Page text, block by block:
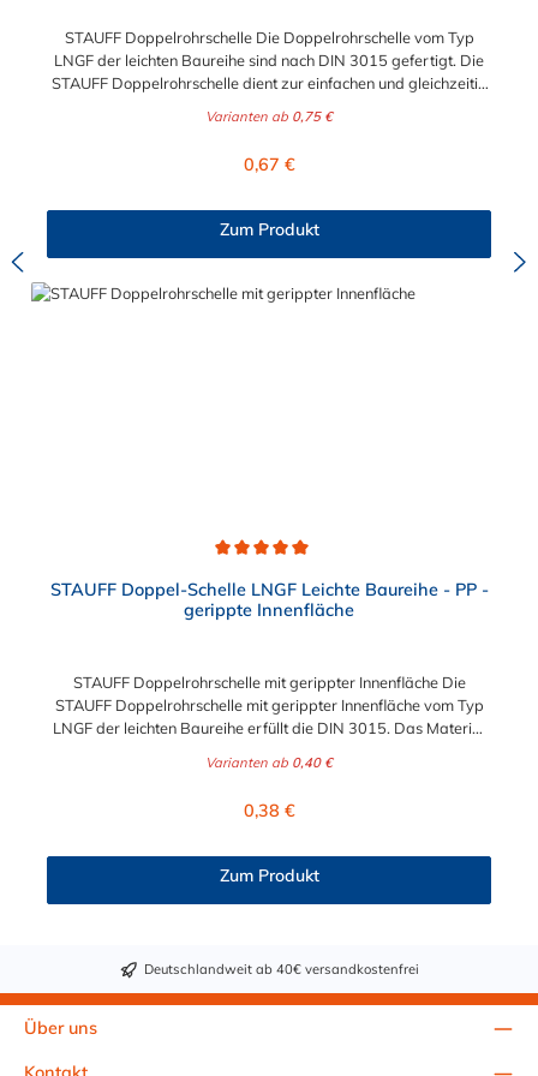
STAUFF Doppelrohrschelle Die Doppelrohrschelle vom Typ
LNGF der leichten Baureihe sind nach DIN 3015 gefertigt. Die
STAUFF Doppelrohrschelle dient zur einfachen und gleichzeitig
anderen Bauteilen. Der Durchmesser ist in Abstufungen
Varianten ab 0,75 €
Regulärer Preis:
0,67 €
Zum Produkt
STAUFF Doppel-Schelle LNGF Leichte Baureihe - PP -
gerippte Innenfläche
STAUFF Doppelrohrschelle mit gerippter Innenfläche Die
STAUFF Doppelrohrschelle mit gerippter Innenfläche vom Typ
LNGF der leichten Baureihe erfüllt die DIN 3015. Das Material
robust. Die Doppelrohrschelle ist für die einfache und
Kabeln und anderen Bauteilen. Der Durchmesser der STAUFF
und 22 mm auswählbar.
Varianten ab 0,40 €
Regulärer Preis:
0,38 €
Zum Produkt
Deutschlandweit ab 40€ versandkostenfrei
Über uns